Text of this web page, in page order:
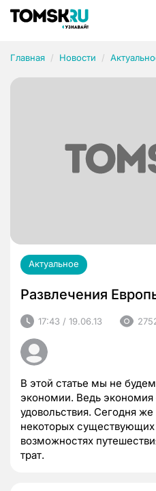
Главная Новости
Актуальное
Развлечения
17:43 / 19.06.13
В этой статье мы не
экономии. Ведь экономия
удовольствия. Сегодня
некоторых
возможностях
трат.